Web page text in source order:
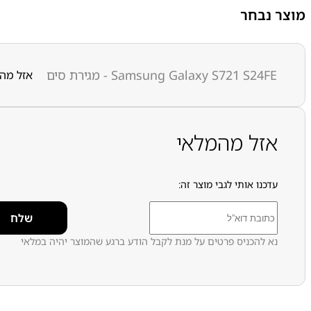
מוצר נבחר
Samsung Galaxy S721 S24FE - מגירת סים אזל
אזל מהמלאי
עדכנו אותי לגבי מוצר זה:
נא להכניס פרטים על מנת לקבל הודע ברגע שהמוצר יהיה במלאי